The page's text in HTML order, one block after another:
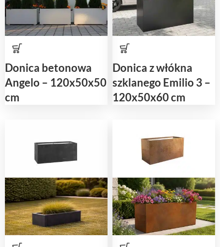
Donica betonowa
Angelo – 120x50x50
cm
Donica z włókna
szklanego Emilio 3 –
120x50x60 cm